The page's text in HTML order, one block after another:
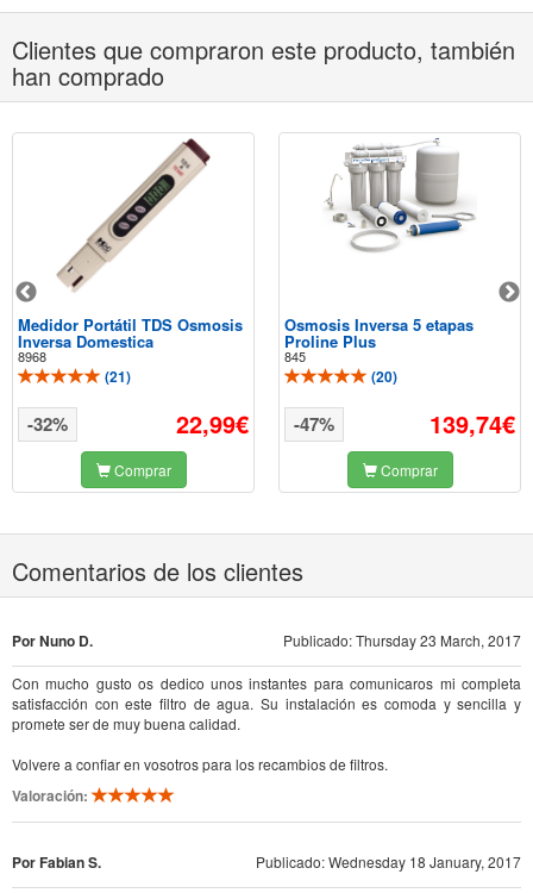
Clientes que compraron este producto, también
han comprado
Medidor Portátil TDS Osmosis
Inversa Domestica
8968
(21)
22,99€
-32%
Comprar
Osmosis Inversa 5 etapas
Proline Plus
845
(20)
139,74€
-47%
Comprar
Comentarios de los clientes
Por Nuno D. Publicado: Thursday 23 March, 2017
Con mucho gusto os dedico unos instantes para comunicaros mi completa
satisfacción con este filtro de agua. Su instalación es comoda y sencilla y
promete ser de muy buena calidad.
Volvere a confiar en vosotros para los recambios de filtros.
Valoración:
Por Fabian S. Publicado: Wednesday 18 January, 2017